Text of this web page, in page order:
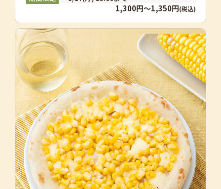
1,300円～1,350円(税込)